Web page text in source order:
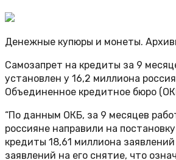
Денежные купюры и монеты.
Самозапрет на кредиты за 9
установлен у 16,2 миллиона
Объединенное кредитное бюро
“По данным ОКБ, за 9 месяцев
россияне направили на
кредиты 18,61 миллиона
заявлений на его снятие, что